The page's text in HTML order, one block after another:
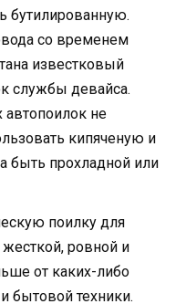
бутилированную.
со временем
известковый
службы девайса.
не
кипяченую и
быть прохладной или
поилку для
ровной и
от каких-либо
бытовой техники.